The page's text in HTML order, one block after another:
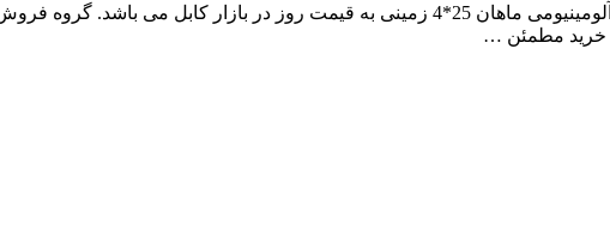
مجموعه آراد کابل، مرکز فروش عمده و پخش کارخانه ای کابل آلومینیومی ماهان 25*4 زمینی
خرید مطمئن …